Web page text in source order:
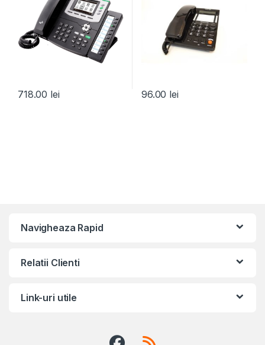
718.00 lei 96.00 lei
Navigheaza Rapid
Relatii Clienti
Link-uri utile